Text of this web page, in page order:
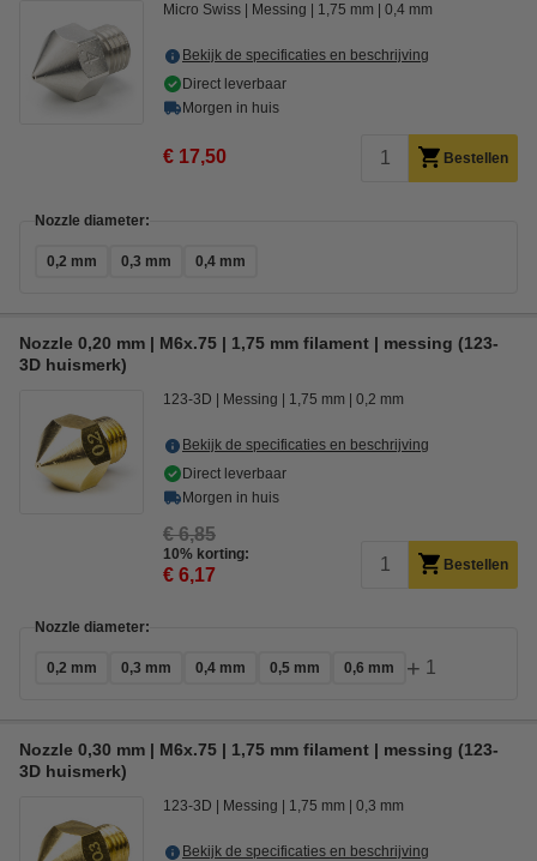
Micro Swiss Messing 1,75 mm 0,4 mm
Bekijk de specificaties en beschrijving
Direct leverbaar
Morgen in huis
€ 17,50 Bestellen
Nozzle diameter:
0,2 mm 0,3 mm 0,4 mm
Nozzle 0,20 mm | M6x.75 | 1,75 mm filament | messing (123-
3D huismerk)
123-3D Messing 1,75 mm 0,2 mm
Bekijk de specificaties en beschrijving
Direct leverbaar
Morgen in huis
€ 6,85
10% korting:
€ 6,17 Bestellen
Nozzle diameter:
0,2 mm 0,3 mm 0,4 mm 0,5 mm 0,6 mm + 1
Nozzle 0,30 mm | M6x.75 | 1,75 mm filament | messing (123-
3D huismerk)
123-3D Messing 1,75 mm 0,3 mm
Bekijk de specificaties en beschrijving